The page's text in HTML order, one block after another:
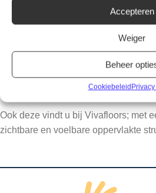
Accepteren
Weiger
Beheer
Cookiebeleid
De matte afwerking en de
natuurlijke noesten en nerven halen
Liever een tegelmotief?
Ook deze vindt u bij Vivafloors; met
zichtbare en voelbare oppervlakte